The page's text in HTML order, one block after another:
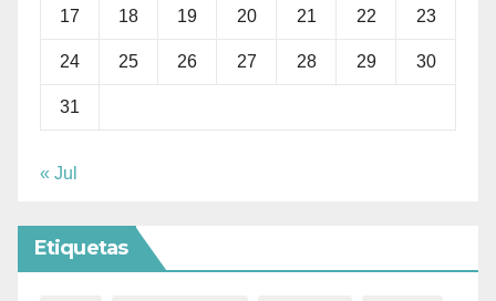
17 18 19 20 21 22 23
24 25 26 27 28 29 30
31
« Jul
Etiquetas